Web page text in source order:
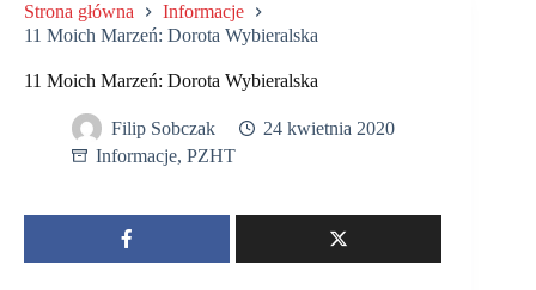
Strona główna
Informacje
11 Moich Marzeń: Dorota Wybieralska
11 Moich Marzeń: Dorota Wybieralska
Filip Sobczak
24 kwietnia 2020
Informacje, PZHT